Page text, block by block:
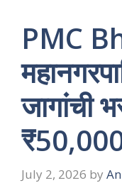
PMC
जागांची
July 2, 2026 by